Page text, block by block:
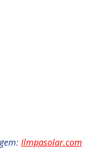
Ilmpasolar.com